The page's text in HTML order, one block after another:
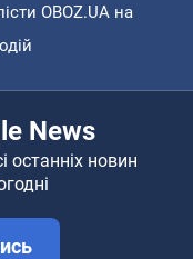
OBOZ.UA на
News
останніх новин